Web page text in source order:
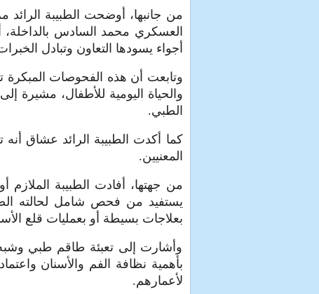
من جانبها، أوضحت الطبيبة
العسكري محمد السادس بالداخلة،
أجواء يسودها التعاون وتبادل
وتابعت أن هذه الفحوصات
والحياة اليومية للأطفال،
الطبي.
كما أكدت الطبيبة الرائد عشاق
المعنيين.
من جهتها، أفادت الطبيبة
يستفيد من فحص شامل لحالته
بعلاجات بسيطة أو بعمليات قلع
وأشارت إلى تعبئة طاقم طبي
بأهمية نظافة الفم والأسنان
لأعمارهم.